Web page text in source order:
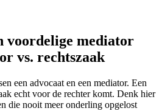
voordelige mediator
vs. rechtszaak
een advocaat en een mediator. Een
echt voor de rechter komt. Denk hier
die nooit meer onderling opgelost